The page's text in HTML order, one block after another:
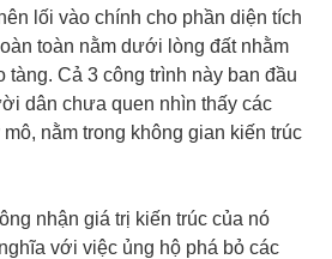
lối vào chính cho phần diện tích
toàn nằm dưới lòng đất nhằm
tàng. Cả 3 công trình này ban đầu
dân chưa quen nhìn thấy các
nằm trong không gian kiến trúc
nhận giá trị kiến trúc của nó
với việc ủng hộ phá bỏ các